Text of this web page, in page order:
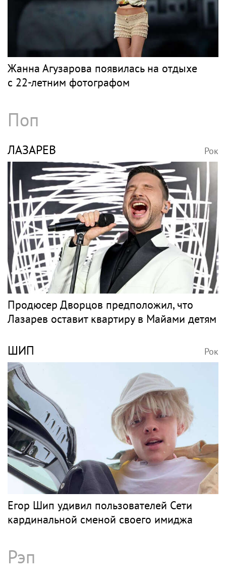
Жанна Агузарова появилась на отдыхе
с 22-летним фотографом
Поп
ЛАЗАРЕВ Рок
Продюсер Дворцов предположил, что
Лазарев оставит квартиру в Майами детям
ШИП Рок
Егор Шип удивил пользователей Сети
кардинальной сменой своего имиджа
Рэп